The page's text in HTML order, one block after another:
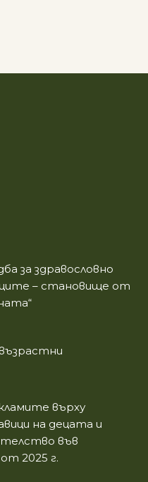
за здравословно
– становище от
върху
на децата и
във
2025 г.